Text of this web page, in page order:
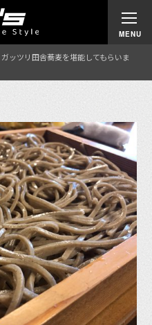
ッツリ田舎蕎麦を堪能してもらいま